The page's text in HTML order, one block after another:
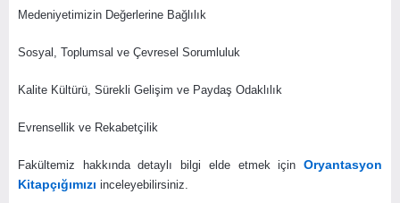
Medeniyetimizin Değerlerine Bağlılık
Sosyal, Toplumsal ve Çevresel Sorumluluk
Kalite Kültürü, Sürekli Gelişim ve Paydaş Odaklılık
Evrensellik ve Rekabetçilik
Fakültemiz hakkında detaylı bilgi elde etmek için Oryantasyon
Kitapçığımızı inceleyebilirsiniz.